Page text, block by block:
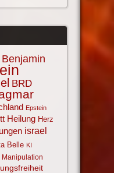
Benjamin
BRD
Epstein
Heilung Herz
israel
Belle KI
Manipulation